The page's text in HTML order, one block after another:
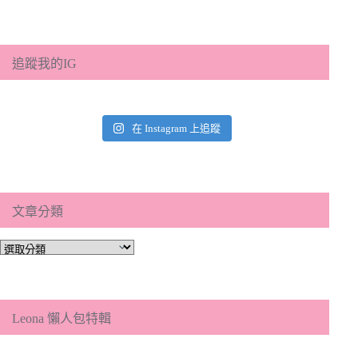
追蹤我的IG
在 Instagram 上追蹤
文章分類
文
類
Leona 懶人包特輯